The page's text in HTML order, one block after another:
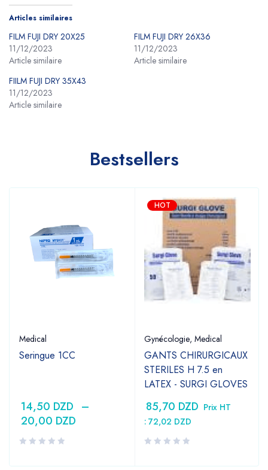
Articles similaires
FILM FUJI DRY 20X25
11/12/2023
Article similaire
FILM FUJI DRY 26X36
11/12/2023
Article similaire
FIILM FUJI DRY 35X43
11/12/2023
Article similaire
Bestsellers
Medical
Seringue 1CC
14,50 DZD –
20,00 DZD
HOT
Gynécologie, Medical
GANTS CHIRURGICAUX
STERILES H 7.5 en
LATEX - SURGI GLOVES
85,70 DZD Prix HT
: 72,02 DZD